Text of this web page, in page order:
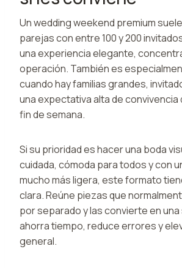
Un wedding weekend premium
parejas con entre 100 y 200
una experiencia elegante,
operación. También es
cuando hay familias grandes,
una expectativa alta de convivencia
fin de semana.
Si su prioridad es hacer una boda
cuidada, cómoda para todos y con
mucho más ligera, este formato
clara. Reúne piezas que
por separado y las convierte en una
ahorra tiempo, reduce errores y
general.